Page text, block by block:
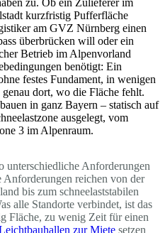
kurzfristig Pufferfläche
am GVZ Nürnberg einen
überbrücken will oder ein
Betrieb im Alpenvorland
benötigt: Ein
festes Fundament, in wenigen
dort, wo die Fläche fehlt.
in ganz Bayern – statisch auf
ausgelegt, vom
3 im Alpenraum.
unterschiedliche Anforderungen
reichen von der
bis zum schneelaststabilen
alle Standorte verbindet, ist das
Fläche, zu wenig Zeit für einen
zur Miete setzen